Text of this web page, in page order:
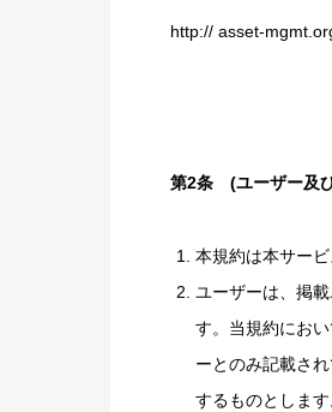
http:// asset-
第2条 (ユーザー及
本規約は本サー
ユーザーは、掲
す。当規約にお
ーとのみ記載さ
するものとします